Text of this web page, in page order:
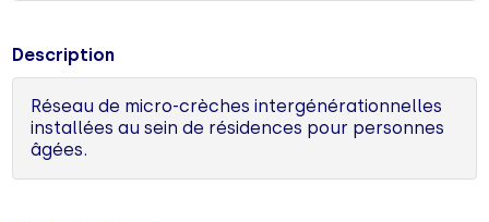
Description
Réseau de micro-crèches intergénérationnelles
installées au sein de résidences pour personnes
âgées.